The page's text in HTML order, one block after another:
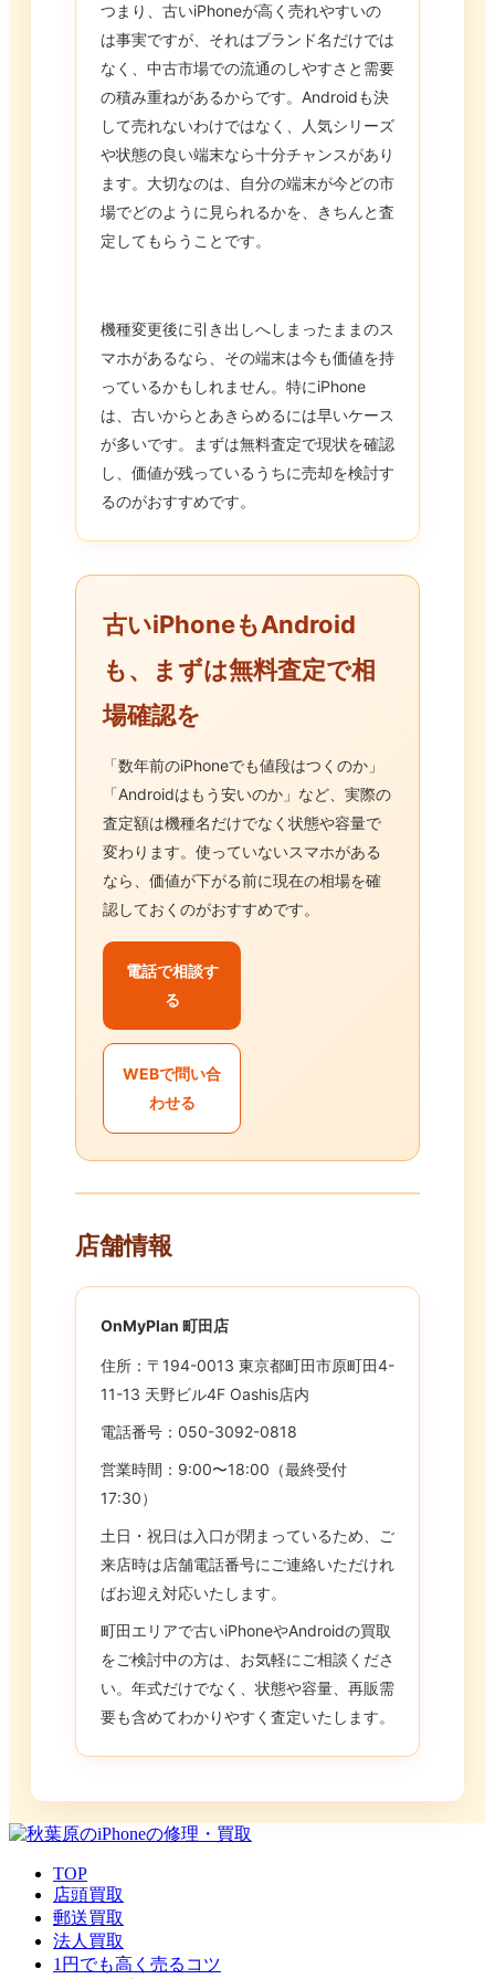
つまり、古いiPhoneが高く売れやすいの
は事実ですが、それはブランド名だけでは
なく、中古市場での流通のしやすさと需要
の積み重ねがあるからです。Androidも決
して売れないわけではなく、人気シリーズ
や状態の良い端末なら十分チャンスがあり
ます。大切なのは、自分の端末が今どの市
場でどのように見られるかを、きちんと査
定してもらうことです。
機種変更後に引き出しへしまったままのス
マホがあるなら、その端末は今も価値を持
っているかもしれません。特にiPhone
は、古いからとあきらめるには早いケース
が多いです。まずは無料査定で現状を確認
し、価値が残っているうちに売却を検討す
るのがおすすめです。
古いiPhoneもAndroid
も、まずは無料査定で相
場確認を
「数年前のiPhoneでも値段はつくのか」
「Androidはもう安いのか」など、実際の
査定額は機種名だけでなく状態や容量で
変わります。使っていないスマホがある
なら、価値が下がる前に現在の相場を確
認しておくのがおすすめです。
電話で相談す
る
WEBで問い合
わせる
店舗情報
OnMyPlan 町田店
住所：〒194-0013 東京都町田市原町田4-
11-13 天野ビル4F Oashis店内
電話番号：050-3092-0818
営業時間：9:00〜18:00（最終受付
17:30）
土日・祝日は入口が閉まっているため、ご
来店時は店舗電話番号にご連絡いただけれ
ばお迎え対応いたします。
町田エリアで古いiPhoneやAndroidの買取
をご検討中の方は、お気軽にご相談くださ
い。年式だけでなく、状態や容量、再販需
要も含めてわかりやすく査定いたします。
TOP
店頭買取
郵送買取
法人買取
1円でも高く売るコツ